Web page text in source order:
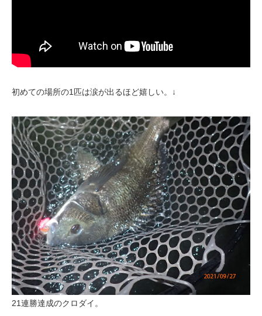
初めての場所の1匹は涙が出るほど嬉しい。↓
21連勝達成のクロダイ。